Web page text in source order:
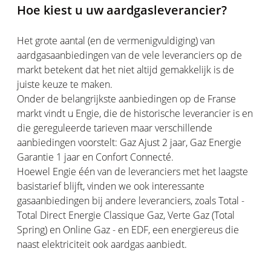
Hoe kiest u uw aardgasleverancier?
Het grote aantal (en de vermenigvuldiging) van
aardgasaanbiedingen van de vele leveranciers op de
markt betekent dat het niet altijd gemakkelijk is de
juiste keuze te maken.
Onder de belangrijkste aanbiedingen op de Franse
markt vindt u Engie, die de historische leverancier is en
die gereguleerde tarieven maar verschillende
aanbiedingen voorstelt: Gaz Ajust 2 jaar, Gaz Energie
Garantie 1 jaar en Confort Connecté.
Hoewel Engie één van de leveranciers met het laagste
basistarief blijft, vinden we ook interessante
gasaanbiedingen bij andere leveranciers, zoals Total -
Total Direct Energie Classique Gaz, Verte Gaz (Total
Spring) en Online Gaz - en EDF, een energiereus die
naast elektriciteit ook aardgas aanbiedt.